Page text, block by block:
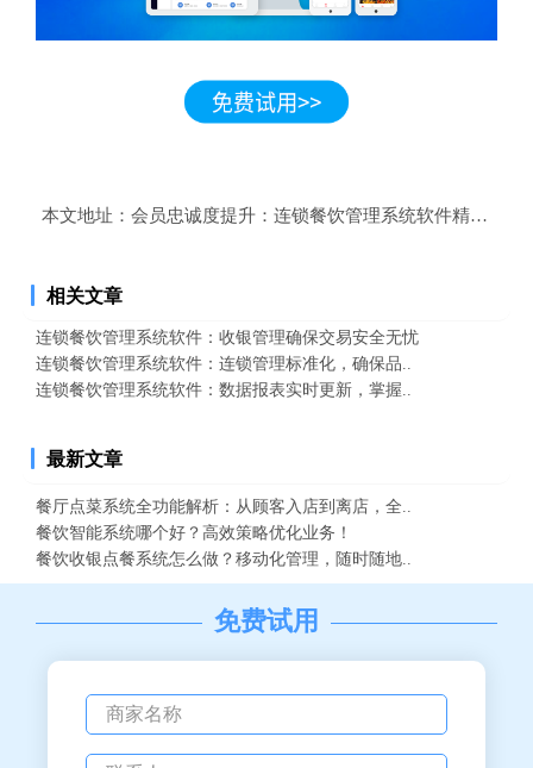
本文地址： 会员忠诚度提升：连锁餐饮管理系统软件精细化营
相关文章
连锁餐饮管理系统软件：收银管理确保交易安全无忧
连锁餐饮管理系统软件：连锁管理标准化，确保品..
连锁餐饮管理系统软件：数据报表实时更新，掌握..
最新文章
餐厅点菜系统全功能解析：从顾客入店到离店，全..
餐饮智能系统哪个好？高效策略优化业务！
餐饮收银点餐系统怎么做？移动化管理，随时随地..
免费试用